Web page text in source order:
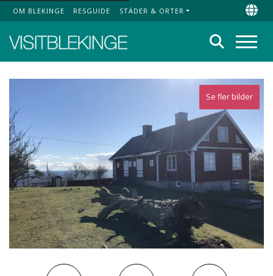
Top Menu
OM BLEKINGE RESGUIDE STÄDER & ORTER
Sök
Se fler bilder